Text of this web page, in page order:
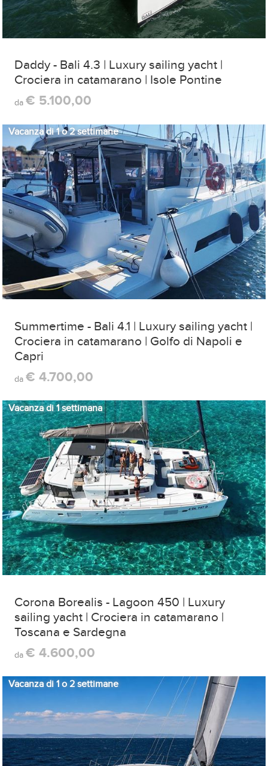
Daddy - Bali 4.3 | Luxury sailing yacht |
Crociera in catamarano | Isole Pontine
da€ 5.100,00
Vacanza di 1 o 2 settimane
Summertime - Bali 4.1 | Luxury sailing yacht |
Crociera in catamarano | Golfo di Napoli e
Capri
da€ 4.700,00
Vacanza di 1 settimana
Corona Borealis - Lagoon 450 | Luxury
sailing yacht | Crociera in catamarano |
Toscana e Sardegna
da€ 4.600,00
Vacanza di 1 o 2 settimane